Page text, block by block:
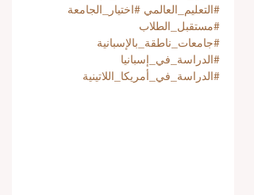
#التعليم_العالمي #اختيار_الجامعة
#مستقبل_الطلاب
#جامعات_ناطقة_بالإسبانية
#الدراسة_في_إسبانيا
#الدراسة_في_أمريكا_اللاتينية